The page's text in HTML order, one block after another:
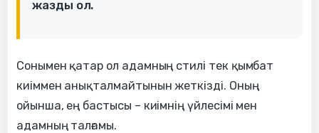
жазды ол.
Сонымен қатар ол адамның стилі тек қымбат
киіммен анықталмайтынын жеткізді. Оның
ойынша, ең бастысы – киімнің үйлесімі мен
адамның талғамы.